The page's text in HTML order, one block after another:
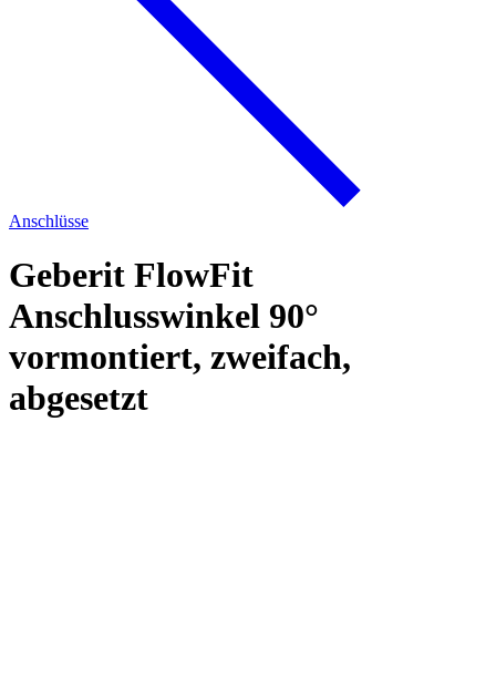
Anschlüsse
Geberit FlowFit
Anschlusswinkel 90°
vormontiert, zweifach,
abgesetzt